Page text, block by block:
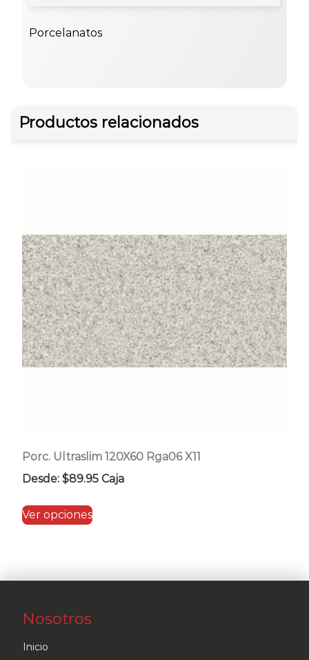
Porcelanatos
Productos relacionados
Porc. Ultraslim 120X60 Rga06 X11
Desde: $89.95 Caja
Ver opciones
variantes.
Nosotros
Inicio